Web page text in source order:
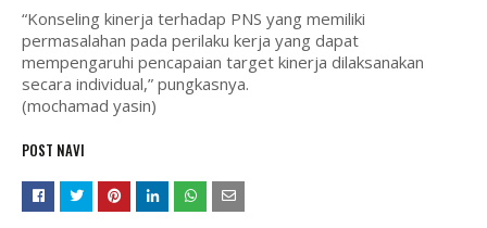
“Konseling kinerja terhadap PNS yang memiliki
permasalahan pada perilaku kerja yang dapat
mempengaruhi pencapaian target kinerja dilaksanakan
secara individual,” pungkasnya.
(mochamad yasin)
POST NAVI